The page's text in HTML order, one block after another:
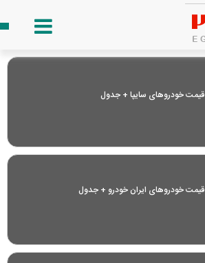
قیمت خودرو‌های سایپا + جدول
قیمت خودرو‌های ایران خودرو + جدول